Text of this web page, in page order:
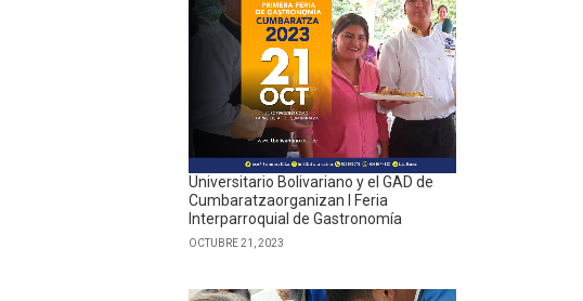
Universitario Bolivariano y el GAD de
Cumbaratzaorganizan I Feria
Interparroquial de Gastronomía
OCTUBRE 21, 2023